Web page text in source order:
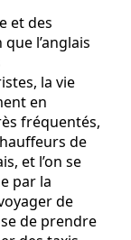
et des
l’anglais
la vie
en
fréquentés,
de
et l’on se
par la
de
de prendre